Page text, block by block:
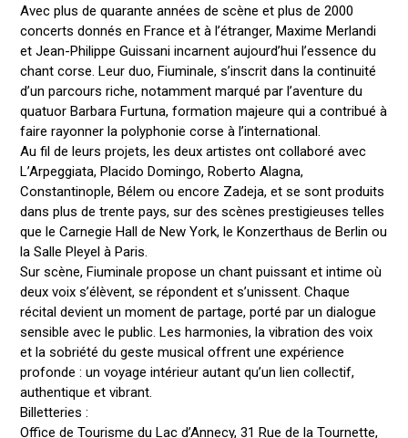
Avec plus de quarante années de scène et plus de 2000
concerts donnés en France et à l’étranger, Maxime Merlandi
et Jean-Philippe Guissani incarnent aujourd’hui l’essence du
chant corse. Leur duo, Fiuminale, s’inscrit dans la continuité
d’un parcours riche, notamment marqué par l’aventure du
quatuor Barbara Furtuna, formation majeure qui a contribué à
faire rayonner la polyphonie corse à l’international.
Au fil de leurs projets, les deux artistes ont collaboré avec
L’Arpeggiata, Placido Domingo, Roberto Alagna,
Constantinople, Bélem ou encore Zadeja, et se sont produits
dans plus de trente pays, sur des scènes prestigieuses telles
que le Carnegie Hall de New York, le Konzerthaus de Berlin ou
la Salle Pleyel à Paris.
Sur scène, Fiuminale propose un chant puissant et intime où
deux voix s’élèvent, se répondent et s’unissent. Chaque
récital devient un moment de partage, porté par un dialogue
sensible avec le public. Les harmonies, la vibration des voix
et la sobriété du geste musical offrent une expérience
profonde : un voyage intérieur autant qu’un lien collectif,
authentique et vibrant.
Billetteries :
Office de Tourisme du Lac d’Annecy, 31 Rue de la Tournette,